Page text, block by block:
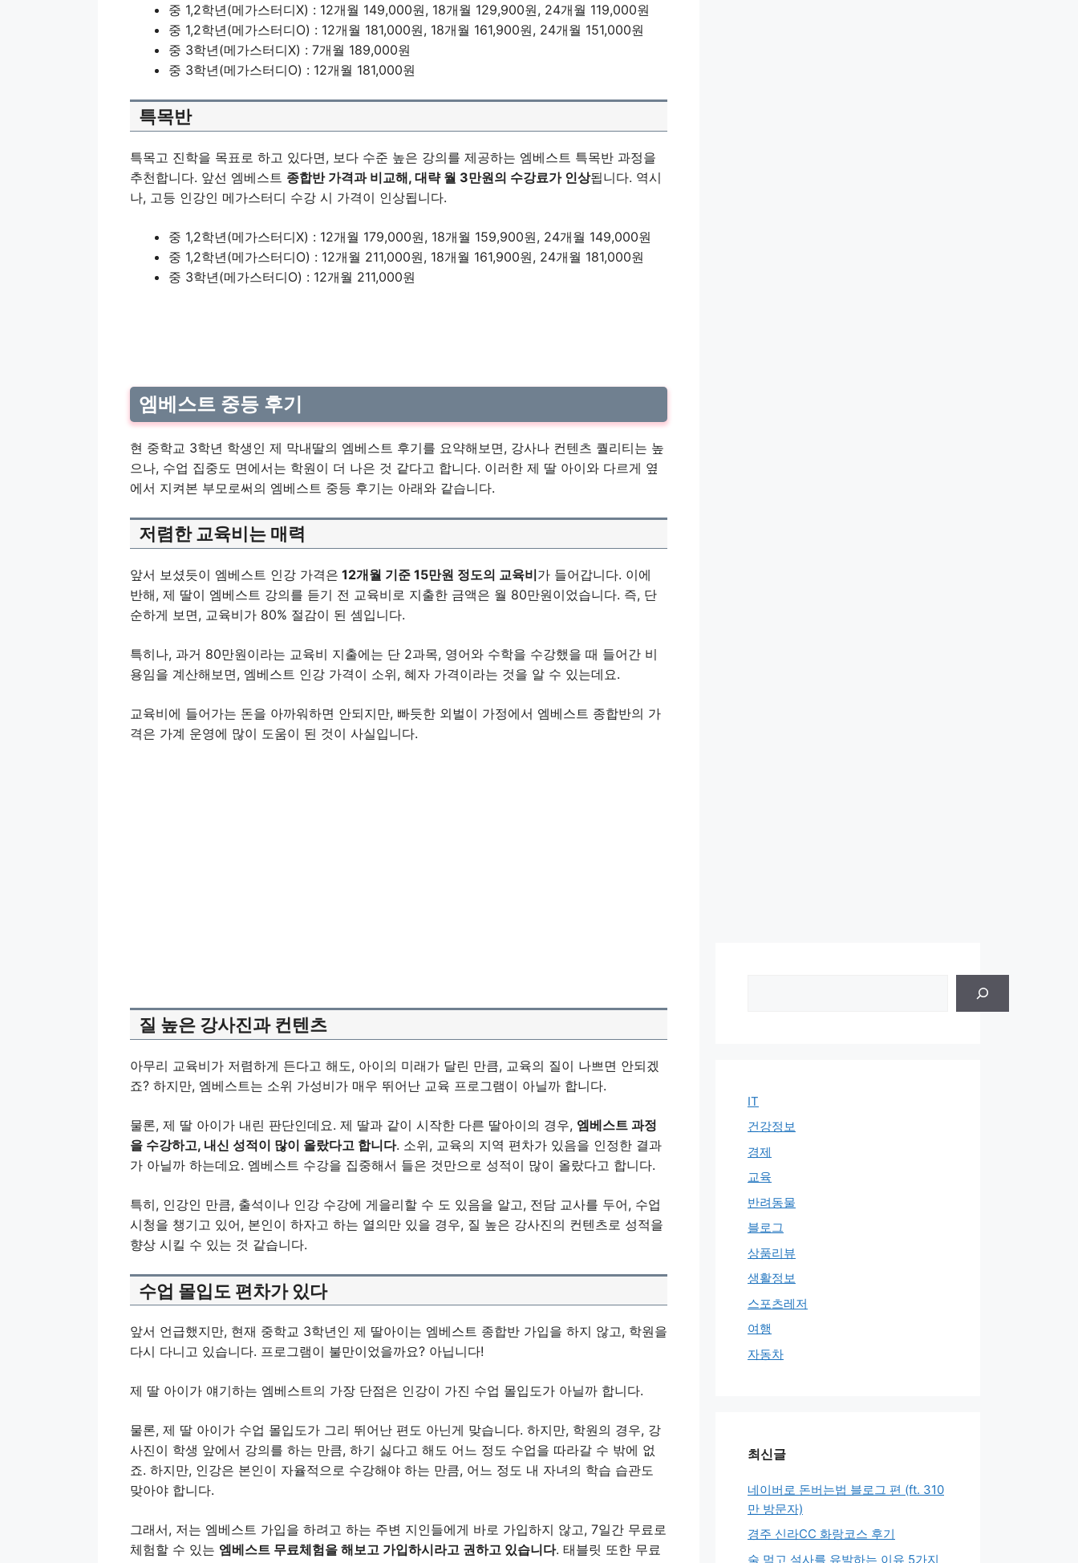
중 1,2학년(메가스터디X) : 12개월 149,000원, 18개월 129,900원, 24개월 119,000원
중 1,2학년(메가스터디O) : 12개월 181,000원, 18개월 161,900원, 24개월 151,000원
중 3학년(메가스터디X) : 7개월 189,000원
중 3학년(메가스터디O) : 12개월 181,000원
특목반
특목고 진학을 목표로 하고 있다면, 보다 수준 높은 강의를 제공하는 엠베스트 특목반 과정을
추천합니다. 앞선 엠베스트 종합반 가격과 비교해, 대략 월 3만원의 수강료가 인상됩니다. 역시
나, 고등 인강인 메가스터디 수강 시 가격이 인상됩니다.
중 1,2학년(메가스터디X) : 12개월 179,000원, 18개월 159,900원, 24개월 149,000원
중 1,2학년(메가스터디O) : 12개월 211,000원, 18개월 161,900원, 24개월 181,000원
중 3학년(메가스터디O) : 12개월 211,000원
엠베스트 중등 후기
현 중학교 3학년 학생인 제 막내딸의 엠베스트 후기를 요약해보면, 강사나 컨텐츠 퀄리티는 높
으나, 수업 집중도 면에서는 학원이 더 나은 것 같다고 합니다. 이러한 제 딸 아이와 다르게 옆
에서 지켜본 부모로써의 엠베스트 중등 후기는 아래와 같습니다.
저렴한 교육비는 매력
앞서 보셨듯이 엠베스트 인강 가격은 12개월 기준 15만원 정도의 교육비가 들어갑니다. 이에
반해, 제 딸이 엠베스트 강의를 듣기 전 교육비로 지출한 금액은 월 80만원이었습니다. 즉, 단
순하게 보면, 교육비가 80% 절감이 된 셈입니다.
특히나, 과거 80만원이라는 교육비 지출에는 단 2과목, 영어와 수학을 수강했을 때 들어간 비
용임을 계산해보면, 엠베스트 인강 가격이 소위, 혜자 가격이라는 것을 알 수 있는데요.
교육비에 들어가는 돈을 아까워하면 안되지만, 빠듯한 외벌이 가정에서 엠베스트 종합반의 가
격은 가계 운영에 많이 도움이 된 것이 사실입니다.
질 높은 강사진과 컨텐츠
아무리 교육비가 저렴하게 든다고 해도, 아이의 미래가 달린 만큼, 교육의 질이 나쁘면 안되겠
죠? 하지만, 엠베스트는 소위 가성비가 매우 뛰어난 교육 프로그램이 아닐까 합니다.
물론, 제 딸 아이가 내린 판단인데요. 제 딸과 같이 시작한 다른 딸아이의 경우, 엠베스트 과정
을 수강하고, 내신 성적이 많이 올랐다고 합니다. 소위, 교육의 지역 편차가 있음을 인정한 결과
가 아닐까 하는데요. 엠베스트 수강을 집중해서 들은 것만으로 성적이 많이 올랐다고 합니다.
특히, 인강인 만큼, 출석이나 인강 수강에 게을리할 수 도 있음을 알고, 전담 교사를 두어, 수업
시청을 챙기고 있어, 본인이 하자고 하는 열의만 있을 경우, 질 높은 강사진의 컨텐츠로 성적을
향상 시킬 수 있는 것 같습니다.
수업 몰입도 편차가 있다
앞서 언급했지만, 현재 중학교 3학년인 제 딸아이는 엠베스트 종합반 가입을 하지 않고, 학원을
다시 다니고 있습니다. 프로그램이 불만이었을까요? 아닙니다!
제 딸 아이가 얘기하는 엠베스트의 가장 단점은 인강이 가진 수업 몰입도가 아닐까 합니다.
물론, 제 딸 아이가 수업 몰입도가 그리 뛰어난 편도 아닌게 맞습니다. 하지만, 학원의 경우, 강
사진이 학생 앞에서 강의를 하는 만큼, 하기 싫다고 해도 어느 정도 수업을 따라갈 수 밖에 없
죠. 하지만, 인강은 본인이 자율적으로 수강해야 하는 만큼, 어느 정도 내 자녀의 학습 습관도
맞아야 합니다.
그래서, 저는 엠베스트 가입을 하려고 하는 주변 지인들에게 바로 가입하지 않고, 7일간 무료로
체험할 수 있는 엠베스트 무료체험을 해보고 가입하시라고 권하고 있습니다. 태블릿 또한 무료
IT
건강정보
경제
교육
반려동물
블로그
상품리뷰
생활정보
스포츠레저
여행
자동차
최신글
네이버로 돈버는법 블로그 편 (ft. 310
만 방문자)
경주 신라CC 화랑코스 후기
술 먹고 설사를 유발하는 이유 5가지